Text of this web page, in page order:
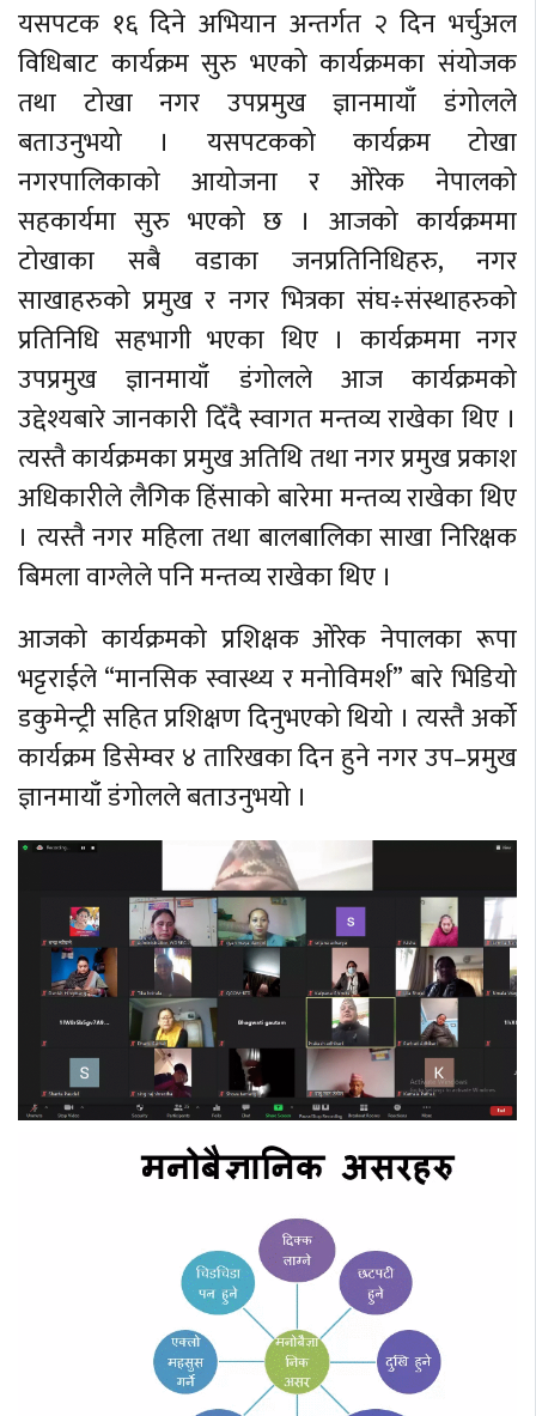
यसपटक १६ दिने अभियान अन्तर्गत २ दिन भर्चुअल
विधिबाट कार्यक्रम सुरु भएको कार्यक्रमका संयोजक
तथा टोखा नगर उपप्रमुख ज्ञानमायाँ डंगोलले
बताउनुभयो । यसपटकको कार्यक्रम टोखा
नगरपालिकाको आयोजना र ओरेक नेपालको
सहकार्यमा सुरु भएको छ । आजको कार्यक्रममा
टोखाका सबै वडाका जनप्रतिनिधिहरु, नगर
साखाहरुको प्रमुख र नगर भित्रका संघ÷संस्थाहरुको
प्रतिनिधि सहभागी भएका थिए । कार्यक्रममा नगर
उपप्रमुख ज्ञानमायाँ डंगोलले आज कार्यक्रमको
उद्देश्यबारे जानकारी दिँदै स्वागत मन्तव्य राखेका थिए ।
त्यस्तै कार्यक्रमका प्रमुख अतिथि तथा नगर प्रमुख प्रकाश
अधिकारीले लैगिक हिंसाको बारेमा मन्तव्य राखेका थिए
। त्यस्तै नगर महिला तथा बालबालिका साखा निरिक्षक
बिमला वाग्लेले पनि मन्तव्य राखेका थिए ।
आजको कार्यक्रमको प्रशिक्षक ओरेक नेपालका रूपा
भट्टराईले “मानसिक स्वास्थ्य र मनोविमर्श” बारे भिडियो
डकुमेन्ट्री सहित प्रशिक्षण दिनुभएको थियो । त्यस्तै अर्को
कार्यक्रम डिसेम्वर ४ तारिखका दिन हुने नगर उप–प्रमुख
ज्ञानमायाँ डंगोलले बताउनुभयो ।